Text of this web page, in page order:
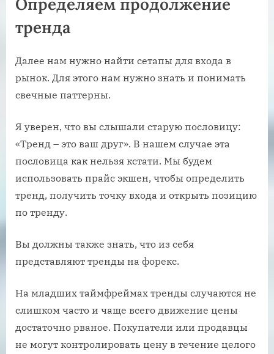
тренда
Далее нам нужно найти сетапы для входа в
рынок. Для этого нам нужно знать и понимать
свечные паттерны.
Я уверен, что вы слышали старую пословицу:
«Тренд – это ваш друг». В нашем случае эта
пословица как нельзя кстати. Мы будем
использовать прайс экшен, чтобы определить
тренд, получить точку входа и открыть позицию
по тренду.
Вы должны также знать, что из себя
представляют тренды на форекс.
На младших таймфреймах тренды случаются не
слишком часто и чаще всего движение цены
достаточно рваное. Покупатели или продавцы
не могут контролировать цену в течение целого